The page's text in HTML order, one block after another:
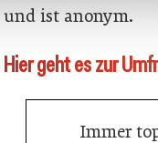
und ist anonym.
Hier geht es zur
Immer